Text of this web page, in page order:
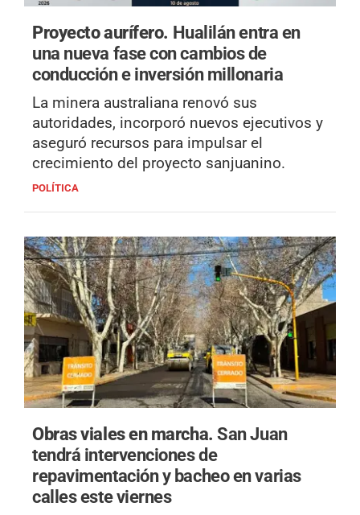
Proyecto aurífero. Hualilán entra en
una nueva fase con cambios de
conducción e inversión millonaria
La minera australiana renovó sus
autoridades, incorporó nuevos ejecutivos y
aseguró recursos para impulsar el
crecimiento del proyecto sanjuanino.
POLÍTICA
Obras viales en marcha.San Juan
tendrá intervenciones de
repavimentación y bacheo en varias
calles este viernes